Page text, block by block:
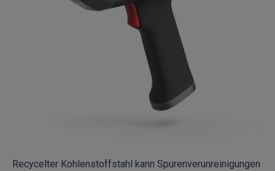
Recycelter Kohlenstoffstahl kann Spurenverunreinigungen